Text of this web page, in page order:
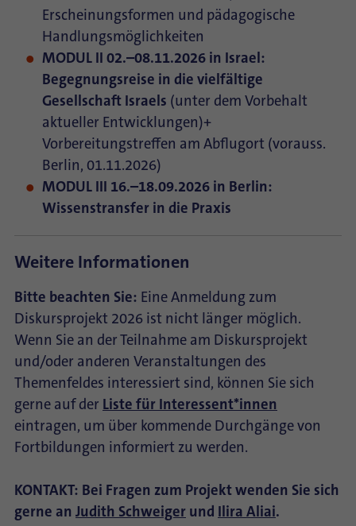
Erscheinungsformen und pädagogische
Handlungsmöglichkeiten
MODUL II 02.–08.11.2026 in Israel:
Begegnungsreise in die vielfältige
Gesellschaft Israels (unter dem Vorbehalt
aktueller Entwicklungen)+
Vorbereitungstreffen am Abflugort (vorauss.
Berlin, 01.11.2026)
MODUL III 16.–18.09.2026 in Berlin:
Wissenstransfer in die Praxis
Weitere Informationen
Bitte beachten Sie: Eine Anmeldung zum
Diskursprojekt 2026 ist nicht länger möglich.
Wenn Sie an der Teilnahme am Diskursprojekt
und/oder anderen Veranstaltungen des
Themenfeldes interessiert sind, können Sie sich
gerne auf der Liste für Interessent*innen
eintragen, um über kommende Durchgänge von
Fortbildungen informiert zu werden.
KONTAKT: Bei Fragen zum Projekt wenden Sie sich
gerne an Judith Schweiger und Ilira Aliai.